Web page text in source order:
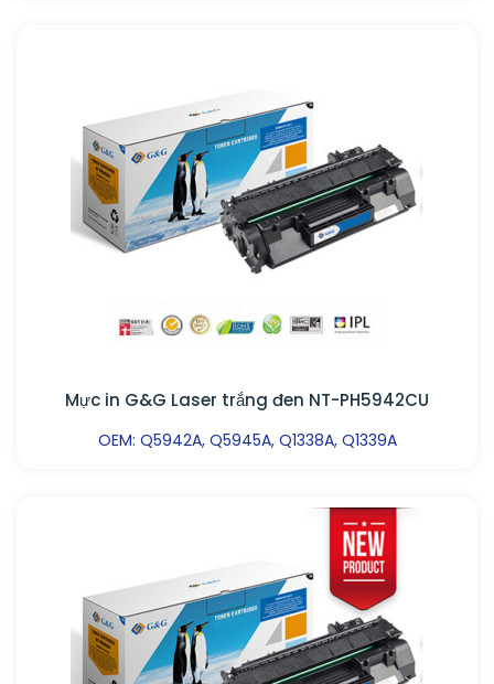
Mực in G&G Laser trắng đen NT-PH5942CU
OEM: Q5942A, Q5945A, Q1338A, Q1339A